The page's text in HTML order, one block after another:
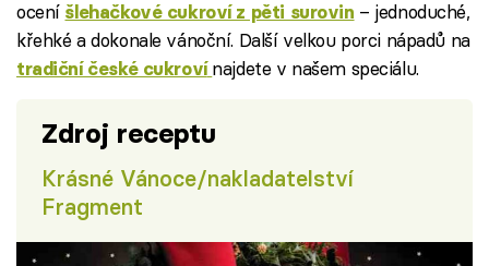
ocení šlehačkové cukroví z pěti surovin – jednoduché,
křehké a dokonale vánoční. Další velkou porci nápadů na
tradiční české cukroví najdete v našem speciálu.
Zdroj receptu
Krásné Vánoce/nakladatelství
Fragment